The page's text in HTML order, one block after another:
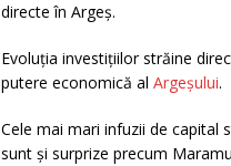
directe în Argeș.
Evoluţia investiţiilor străine
putere economică al Argeșului.
Cele mai mari infuzii de capital
sunt şi surprize precum